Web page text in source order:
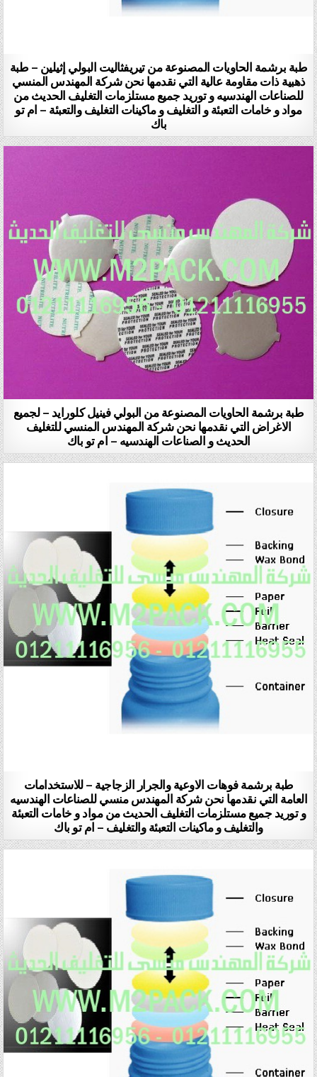
طبة برشمة الحاويات المصنوعة من تيريفثاليت البولي إثيلين – طبة
ذهبية ذات مقاومة عالية التي نقدمها نحن شركة المهندس المنسي
للصناعات الهندسيه و توريد جميع مستلزمات التغليف الحديث من
مواد و خامات التعبئة و التغليف و ماكينات التغليف والتعبئة – ام تو
باك
طبة برشمة الحاويات المصنوعة من البولي فينيل كلورايد – لجميع
الاغراض التي نقدمها نحن شركة المهندس المنسي للتغليف
الحديث و الصناعات الهندسيه – ام تو باك
طبة برشمة فوهات الاوعية والجرار الزجاجية – للاستخدامات
العامة التي نقدمها نحن شركة المهندس منسي للصناعات الهندسيه
و توريد جميع مستلزمات التغليف الحديث من مواد و خامات التعبئة
والتغليف و ماكينات التعبئة والتغليف – ام تو باك